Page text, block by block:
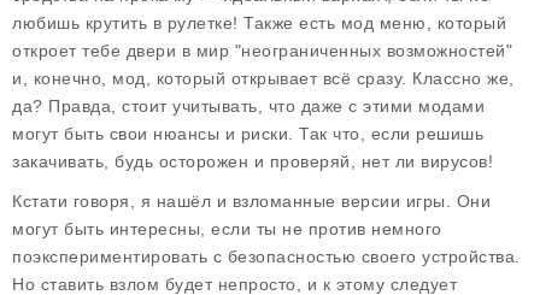
любишь крутить в рулетке! Также есть мод меню, который
откроет тебе двери в мир "неограниченных возможностей"
и, конечно, мод, который открывает всё сразу. Классно же,
да? Правда, стоит учитывать, что даже с этими модами
могут быть свои нюансы и риски. Так что, если решишь
закачивать, будь осторожен и проверяй, нет ли вирусов!
Кстати говоря, я нашёл и взломанные версии игры. Они
могут быть интересны, если ты не против немного
поэкспериментировать с безопасностью своего устройства.
Но ставить взлом будет непросто, и к этому следует